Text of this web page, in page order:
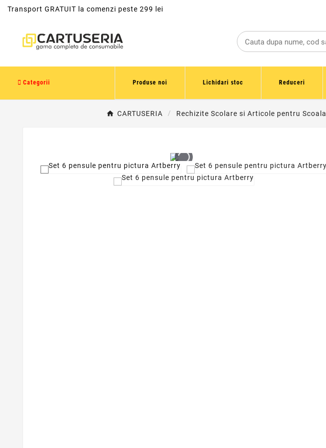
Transport GRATUIT la comenzi peste 299 lei
Categorii Produse noi Lichidari stoc Reduceri
CARTUSERIA Rechizite Scolare si Articole pentru Scoala